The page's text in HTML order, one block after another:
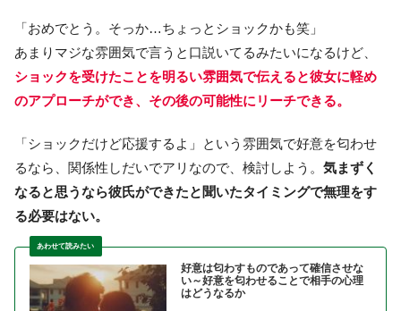
「おめでとう。そっか…ちょっとショックかも笑」
あまりマジな雰囲気で言うと口説いてるみたいになるけど、
ショックを受けたことを明るい雰囲気で伝えると彼女に軽め
のアプローチができ、その後の可能性にリーチできる。
「ショックだけど応援するよ」という雰囲気で好意を匂わせ
るなら、関係性しだいでアリなので、検討しよう。 気まずく
なると思うなら彼氏ができたと聞いたタイミングで無理をす
る必要はない。
好意は匂わすものであって確信させな
い～好意を匂わせることで相手の心理
はどうなるか